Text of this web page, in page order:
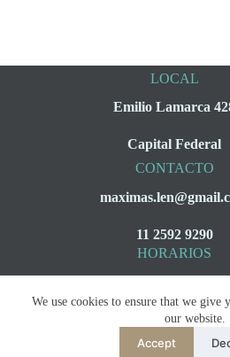
We use cookies to ensure that we give
our website.
Accept
LOCAL
Emilio Lamarca
Capital Federal
CONTACTO
11 2592 9290
HORARIOS
08:00 a 16:00